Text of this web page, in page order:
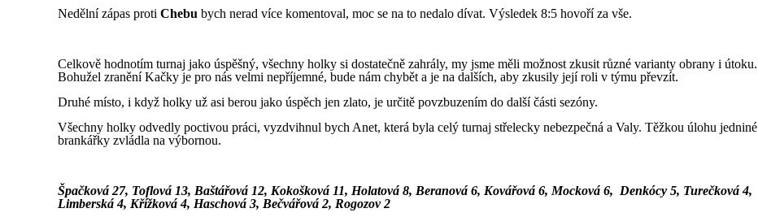
Nedělní zápas proti Chebu bych nerad více komentoval, moc se na to nedalo dívat. Výsledek 8:5 hovoří za vše.
Celkově hodnotím turnaj jako úspěšný, všechny holky si dostatečně zahrály, my jsme měli možnost zkusit různé varianty obrany i útoku.
Bohužel zranění Kačky je pro nás velmi nepříjemné, bude nám chybět a je na dalších, aby zkusily její roli v týmu převzít.
Druhé místo, i když holky už asi berou jako úspěch jen zlato, je určitě povzbuzením do další části sezóny.
Všechny holky odvedly poctivou práci, vyzdvihnul bych Anet, která byla celý turnaj střelecky nebezpečná a Valy. Těžkou úlohu jedniné
brankářky zvládla na výbornou.
Špačková 27, Toflová 13, Baštářová 12, Kokošková 11, Holatová 8, Beranová 6, Kovářová 6, Mocková 6, Denkócy 5, Turečková 4,
Limberská 4, Křížková 4, Haschová 3, Bečvářová 2, Rogozov 2